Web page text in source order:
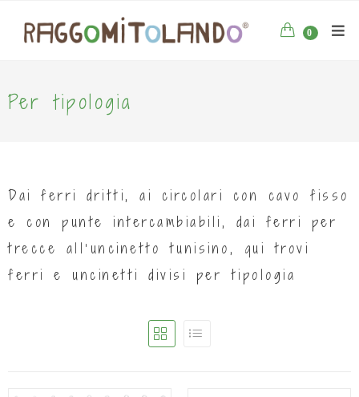
0
Per tipologia
Dai ferri dritti, ai circolari con cavo fisso
e con punte intercambiabili, dai ferri per
trecce all’uncinetto tunisino, qui trovi
ferri e uncinetti divisi per tipologia